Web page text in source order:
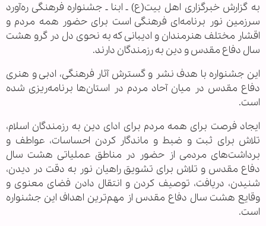
به گزارش خبرگزاری اهل بیت(ع) ـ ابنا ـ جشنواره فرهنگی ره‌آورد
سرزمین نور برنامه‌ای فرهنگی است برای حضور همه مردم و
اقشار مختلف هنرمندان و ادیبانی که به نحوی دل در گرو هشت
سال دفاع مقدس و دین به رزمندگان دارند.
این جشنواره با هدف نشر و گسترش آثار فرهنگی، ادبی و هنری
دفاع مقدس در میان آحاد مردم در استان‌ها برنامه‌ریزی شده
است.
ایجاد فرصت برای همه مردم برای ادای دین به رزمندگان اسلام،
تلاش برای ثبت و ضبط و ماندگار کردن احساسات، عواطف و
برداشت‌های مردمی از حضور در مناطق عملیاتی هشت سال
دفاع مقدس و تلاش برای تشویق راهیان نور به دقت در دیدن،
شنیدن، دریافت، توصیف کردن و انتقال دادن فضای معنوی و
وقایع هشت سال دفاع مقدس از مهم‌ترین اهداف این جشنواره
است.